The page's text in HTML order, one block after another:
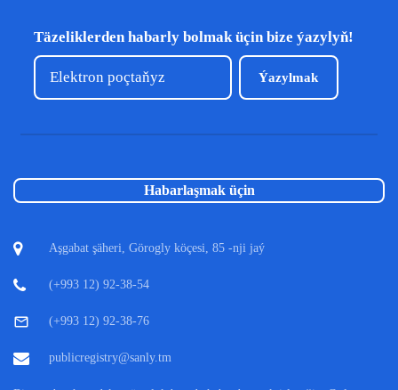
Täzeliklerden habarly bolmak üçin bize ýazylyň!
Ýazylmak
Habarlaşmak üçin
Aşgabat şäheri, Görogly köçesi, 85 -nji jaý
(+993 12) 92-38-54
(+993 12) 92-38-76
publicregistry@sanly.tm